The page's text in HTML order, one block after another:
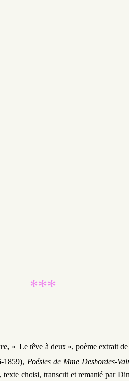
***
« Le rêve à deux »,poème extrait de
1859), Poésies de Mme Desbordes-
texte choisi, transcrit et remanié par